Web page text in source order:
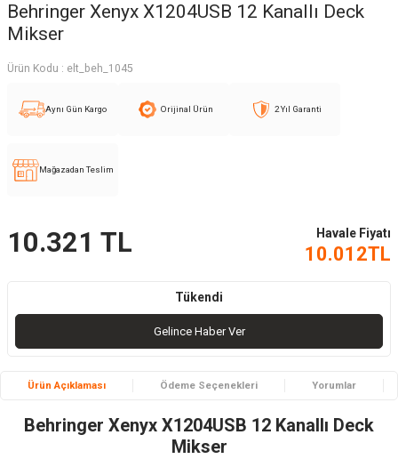
Behringer Xenyx X1204USB 12 Kanallı Deck
Mikser
Ürün Kodu : elt_beh_1045
Aynı Gün Kargo Orijinal Ürün 2 Yıl Garanti
Mağazadan Teslim
10.321 TL Havale Fiyatı
10.012TL
Tükendi
Gelince Haber Ver
Ürün Açıklaması Ödeme Seçenekleri Yorumlar
Behringer Xenyx X1204USB 12 Kanallı Deck
Mikser